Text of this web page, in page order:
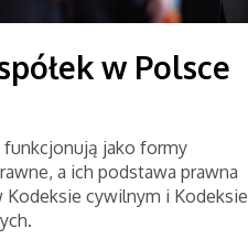
w Polsce
funkcjonują jako formy
a ich podstawa prawna
Kodeksie cywilnym i Kodeksie